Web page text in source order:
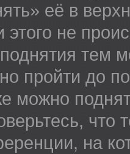
её в
не
тем
пройти до
можно
на